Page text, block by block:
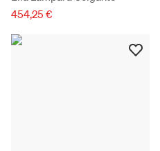
454,25 €